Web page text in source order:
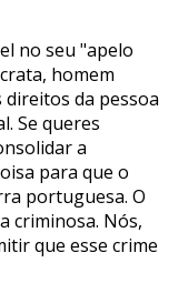
no seu "apelo
homem
da pessoa
Se queres
a
para que o
portuguesa. O
criminosa. Nós,
que esse crime